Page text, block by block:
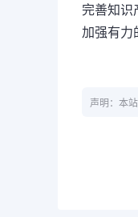
完善知识
加强有力
声明：本